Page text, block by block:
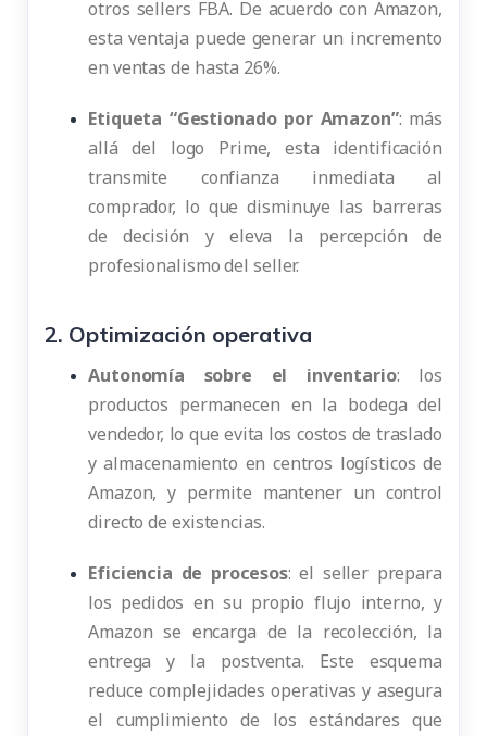
otros sellers FBA. De acuerdo con Amazon,
esta ventaja puede generar un incremento
en ventas de hasta 26%.
Etiqueta “Gestionado por Amazon”: más
allá del logo Prime, esta identificación
transmite confianza inmediata al
comprador, lo que disminuye las barreras
de decisión y eleva la percepción de
profesionalismo del seller.
2. Optimización operativa
Autonomía sobre el inventario: los
productos permanecen en la bodega del
vendedor, lo que evita los costos de traslado
y almacenamiento en centros logísticos de
Amazon, y permite mantener un control
directo de existencias.
Eficiencia de procesos: el seller prepara
los pedidos en su propio flujo interno, y
Amazon se encarga de la recolección, la
entrega y la postventa. Este esquema
reduce complejidades operativas y asegura
el cumplimiento de los estándares que